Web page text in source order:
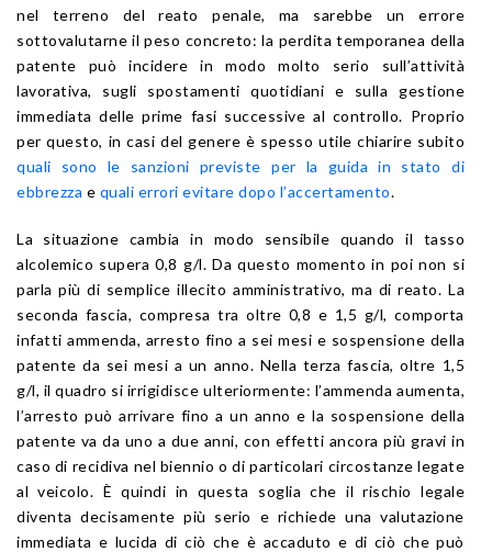
nel terreno del reato penale, ma sarebbe un errore
sottovalutarne il peso concreto: la perdita temporanea della
patente può incidere in modo molto serio sull’attività
lavorativa, sugli spostamenti quotidiani e sulla gestione
immediata delle prime fasi successive al controllo. Proprio
per questo, in casi del genere è spesso utile chiarire subito
quali sono le sanzioni previste per la guida in stato di
ebbrezza e quali errori evitare dopo l’accertamento.
La situazione cambia in modo sensibile quando il tasso
alcolemico supera 0,8 g/l. Da questo momento in poi non si
parla più di semplice illecito amministrativo, ma di reato. La
seconda fascia, compresa tra oltre 0,8 e 1,5 g/l, comporta
infatti ammenda, arresto fino a sei mesi e sospensione della
patente da sei mesi a un anno. Nella terza fascia, oltre 1,5
g/l, il quadro si irrigidisce ulteriormente: l’ammenda aumenta,
l’arresto può arrivare fino a un anno e la sospensione della
patente va da uno a due anni, con effetti ancora più gravi in
caso di recidiva nel biennio o di particolari circostanze legate
al veicolo. È quindi in questa soglia che il rischio legale
diventa decisamente più serio e richiede una valutazione
immediata e lucida di ciò che è accaduto e di ciò che può